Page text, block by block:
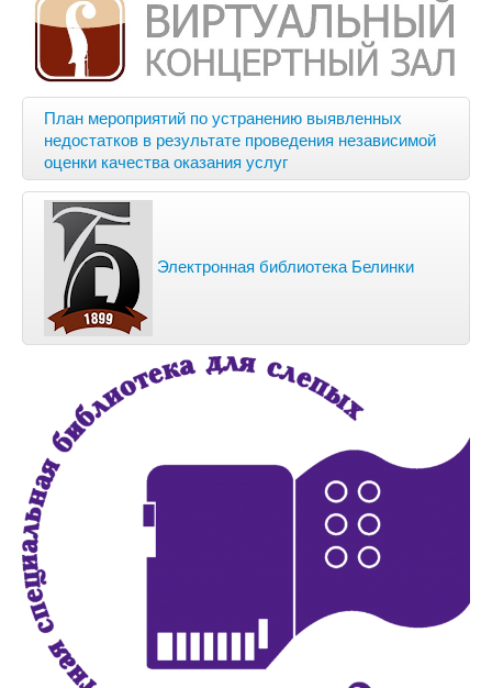
План мероприятий по устранению выявленных
недостатков в результате проведения независимой
оценки качества оказания услуг
Электронная библиотека Белинки